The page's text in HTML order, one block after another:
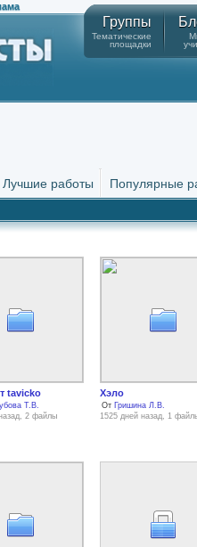
Группы
Тематические
площадки
Лучшие работы Популярные
tavicko
Т.В.
2 файлы
Хэло
От Гришина Л.В.
1525 дней назад, 1